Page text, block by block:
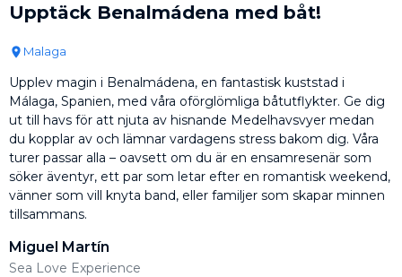
Upptäck Benalmádena med båt!
Malaga
Upplev magin i Benalmádena, en fantastisk kuststad i
Málaga, Spanien, med våra oförglömliga båtutflykter. Ge dig
ut till havs för att njuta av hisnande Medelhavsvyer medan
du kopplar av och lämnar vardagens stress bakom dig. Våra
turer passar alla – oavsett om du är en ensamresenär som
söker äventyr, ett par som letar efter en romantisk weekend,
vänner som vill knyta band, eller familjer som skapar minnen
tillsammans.
Miguel Martín
Sea Love Experience